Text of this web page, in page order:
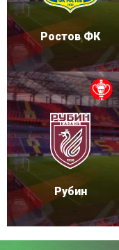
Ростов ФК
Рубин